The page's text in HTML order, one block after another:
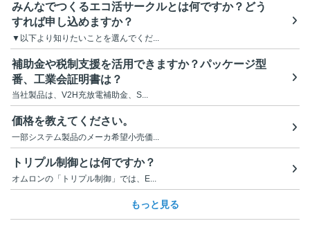
みんなでつくるエコ活サークルとは何ですか？どう
すれば申し込めますか？
▼以下より知りたいことを選んでくだ...
補助金や税制支援を活用できますか？パッケージ型
番、工業会証明書は？
当社製品は、V2H充放電補助金、S...
価格を教えてください。
一部システム製品のメーカ希望小売価...
トリプル制御とは何ですか？
オムロンの「トリプル制御」では、E...
もっと見る